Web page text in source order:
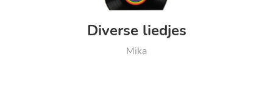
Diverse liedjes
Mika